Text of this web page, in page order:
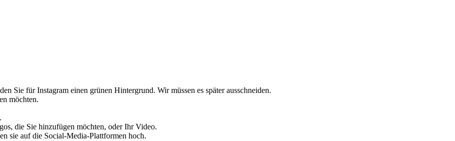
Sie für Instagram einen grünen Hintergrund. Wir müssen es später ausschneiden.
möchten.
die Sie hinzufügen möchten, oder Ihr Video.
sie auf die Social-Media-Plattformen hoch.